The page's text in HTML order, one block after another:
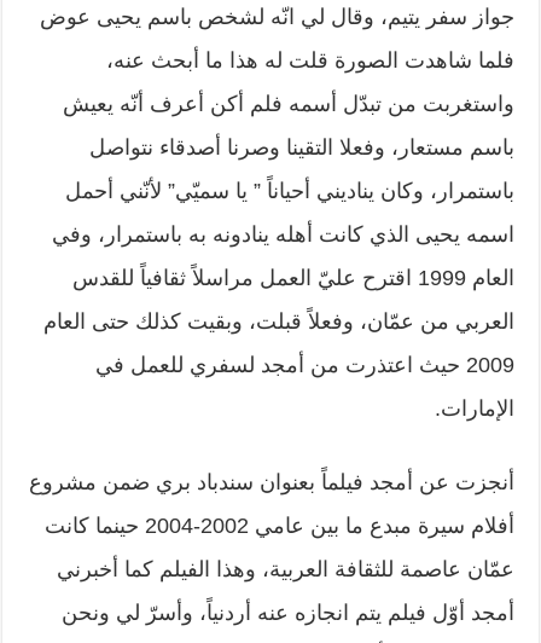
جواز سفر يتيم، وقال لي انّه لشخص باسم يحيى عوض
فلما شاهدت الصورة قلت له هذا ما أبحث عنه،
واستغربت من تبدّل أسمه فلم أكن أعرف أنّه يعيش
باسم مستعار، وفعلا التقينا وصرنا أصدقاء نتواصل
باستمرار، وكان يناديني أحياناً ” يا سميّي” لأنّني أحمل
اسمه يحيى الذي كانت أهله ينادونه به باستمرار، وفي
العام 1999 اقترح عليّ العمل مراسلاً ثقافياً للقدس
العربي من عمّان، وفعلاً قبلت، وبقيت كذلك حتى العام
2009 حيث اعتذرت من أمجد لسفري للعمل في
الإمارات.
أنجزت عن أمجد فيلماً بعنوان سندباد بري ضمن مشروع
أفلام سيرة مبدع ما بين عامي 2002-2004 حينما كانت
عمّان عاصمة للثقافة العربية، وهذا الفيلم كما أخبرني
أمجد أوّل فيلم يتم انجازه عنه أردنياً، وأسرّ لي ونحن